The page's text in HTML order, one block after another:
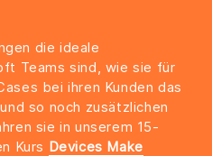
die ideale
Teams sind, wie sie für
bei ihren Kunden das
so noch zusätzlichen
sie in unserem 15-
Kurs Devices Make